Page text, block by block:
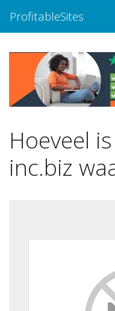
ProfitableSites
Hoeveel
inc.biz